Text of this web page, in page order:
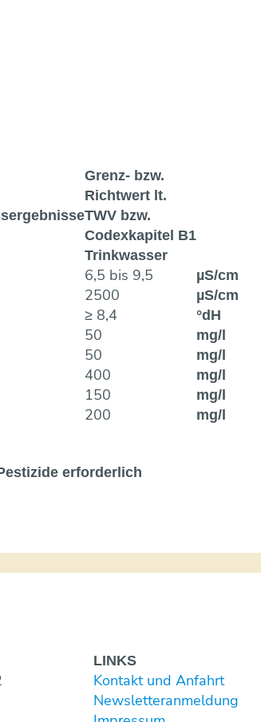
Grenz- bzw.
Richtwert lt.
TWV bzw.
Codexkapitel B1
Trinkwasser
6,5 bis 9,5
µS/cm
2500
µS/cm
≥ 8,4
°dH
50
mg/l
50
mg/l
400
mg/l
150
mg/l
200 mg/l
erforderlich
LINKS
Kontakt und Anfahrt
Newsletter­anmeldung